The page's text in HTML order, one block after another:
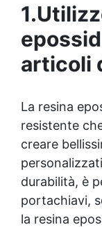
1.
articoli
La resina
resistente
creare
durabilità, è
portachiavi,
la resina